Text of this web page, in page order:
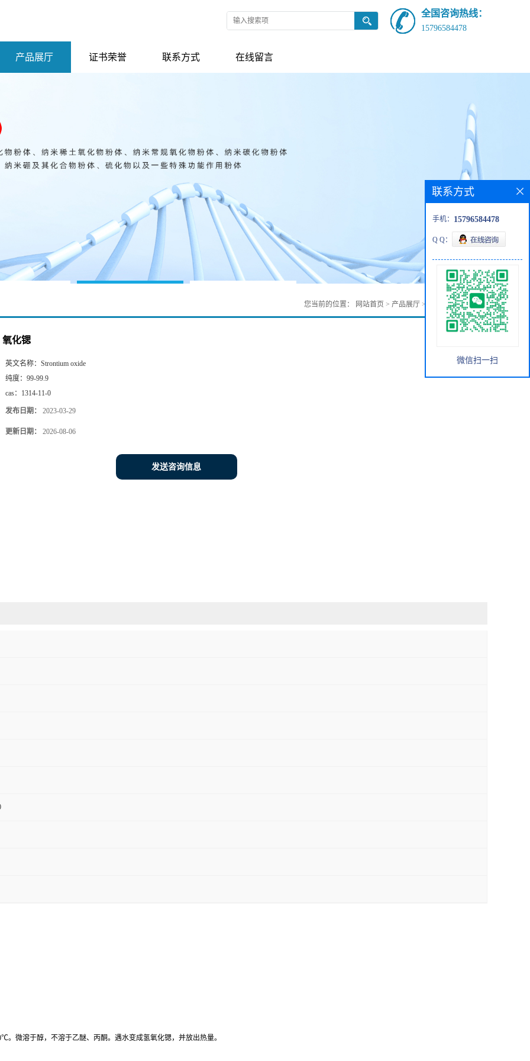
全国咨询热线：
15796584478
产品展厅 证书荣誉 联系方式 在线留言
您当前的位置： 网站首页 > 产品展厅 > 无机化工>氧化锶
氧化锶
英文名称： Strontium oxide
纯度： 99-99.9
cas： 1314-11-0
发布日期： 2023-03-29
更新日期： 2026-08-06
发送咨询信息
微溶于醇，不溶于乙醚、丙酮。遇水变成氢氧化锶，并放出热量。
联系方式
手机： 15796584478
Q Q：
微信扫一扫